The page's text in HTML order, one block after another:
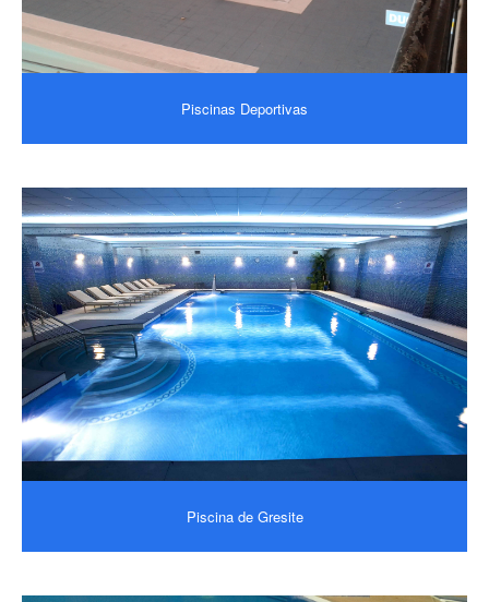
Piscinas Deportivas
Piscina de Gresite